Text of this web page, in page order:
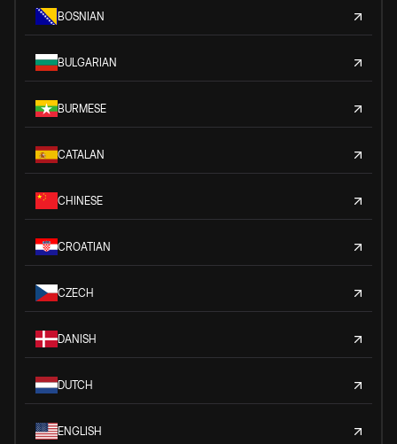
BOSNIAN
BULGARIAN
BURMESE
CATALAN
CHINESE
CROATIAN
CZECH
DANISH
DUTCH
ENGLISH